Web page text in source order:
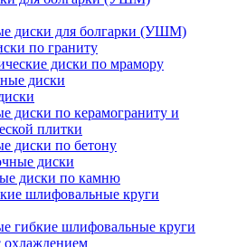
диски для болгарки (УШМ)
по граниту
диски по мрамору
диски
диски по керамограниту и
плитки
диски по бетону
диски
диски по камню
шлифовальные круги
гибкие шлифовальные круги